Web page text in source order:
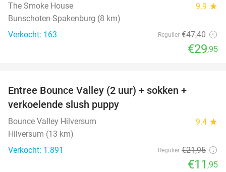
The Smoke House 9.9 star
Bunschoten-Spakenburg (8 km)
Verkocht: 163
Regulier €47,40
€29,95
Entree Bounce Valley (2 uur) + sokken +
verkoelende slush puppy
Bounce Valley Hilversum 9.4 star
Hilversum (13 km)
Verkocht: 1.891
Regulier €21,95
€11 ,95